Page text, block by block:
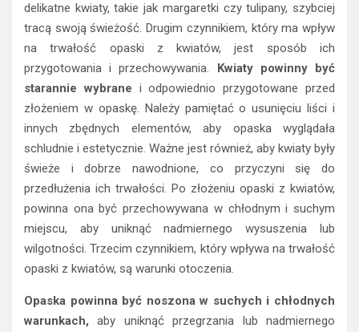
delikatne kwiaty, takie jak margaretki czy tulipany, szybciej
tracą swoją świeżość. Drugim czynnikiem, który ma wpływ
na trwałość opaski z kwiatów, jest sposób ich
przygotowania i przechowywania. Kwiaty powinny być
starannie wybrane i odpowiednio przygotowane przed
złożeniem w opaskę. Należy pamiętać o usunięciu liści i
innych zbędnych elementów, aby opaska wyglądała
schludnie i estetycznie. Ważne jest również, aby kwiaty były
świeże i dobrze nawodnione, co przyczyni się do
przedłużenia ich trwałości. Po złożeniu opaski z kwiatów,
powinna ona być przechowywana w chłodnym i suchym
miejscu, aby uniknąć nadmiernego wysuszenia lub
wilgotności. Trzecim czynnikiem, który wpływa na trwałość
opaski z kwiatów, są warunki otoczenia.
Opaska powinna być noszona w suchych i chłodnych
warunkach, aby uniknąć przegrzania lub nadmiernego